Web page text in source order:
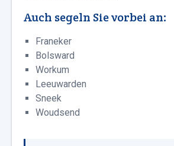
Auch segeln Sie vorbei an:
Franeker
Bolsward
Workum
Leeuwarden
Sneek
Woudsend